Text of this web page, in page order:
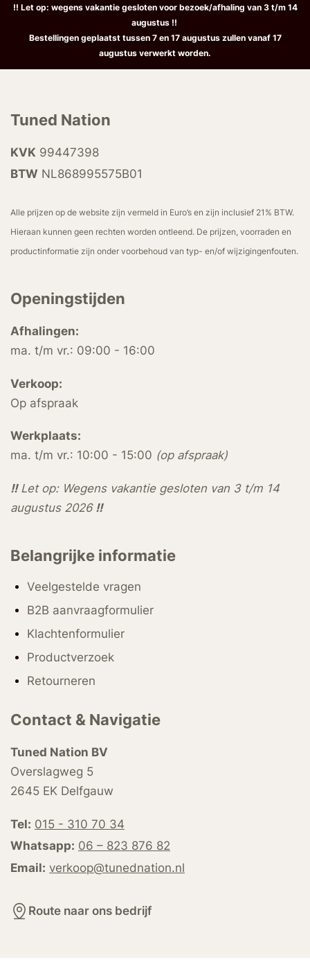
!! Let op: wegens vakantie gesloten voor bezoek/afhaling van 3 t/m 14
augustus !!
Bestellingen geplaatst tussen 7 en 17 augustus zullen vanaf 17
augustus verwerkt worden.
Tuned Nation
KVK 99447398
BTW NL868995575B01
Alle prijzen op de website zijn vermeld in Euro’s en zijn inclusief 21% BTW.
Hieraan kunnen geen rechten worden ontleend. De prijzen, voorraden en
productinformatie zijn onder voorbehoud van typ- en/of wijzigingenfouten.
Openingstijden
Afhalingen:
ma. t/m vr.: 09:00 - 16:00
Verkoop:
Op afspraak
Werkplaats:
ma. t/m vr.: 10:00 - 15:00 (op afspraak)
!!Let op: Wegens vakantie gesloten van 3 t/m 14
augustus 2026 !!
Belangrijke informatie
Veelgestelde vragen
B2B aanvraagformulier
Klachtenformulier
Productverzoek
Retourneren
Contact & Navigatie
Tuned Nation BV
Overslagweg 5
2645 EK Delfgauw
Tel: 015 - 310 70 34
Whatsapp: 06 – 823 876 82
Email: verkoop@tunednation.nl
Route naar ons bedrijf